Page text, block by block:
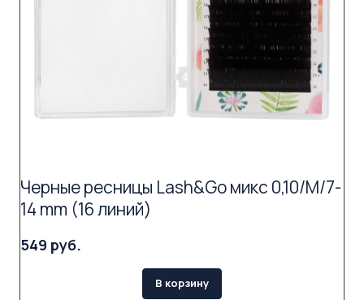
Черные ресницы Lash&Go микс 0,10/M/7-
14 mm (16 линий)
549 руб.
В корзину